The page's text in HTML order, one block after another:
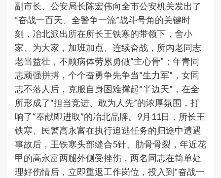
副市长、公安局长陈宏伟向全市公安机关发出了
“奋战一百天、全警争一流”战斗号角的关键时
刻，冶北派出所在所长王铁寒的带领下，舍小
家、为大家，加班加点、连续奋战，所内老同志
老当益壮，不顾病体劳累勇做“主心骨”；年青同
志顽强拼搏，个个奋勇争先争当“生力军”，女同
志不落人后，克服自身困难撑起“半边天”，在全
所形成了“担当竞进、敢为人先”的浓厚氛围，打
响了“奉献即进取”的冶北品牌。9月11日，所长王
铁寒、民警高永富在执行追逃任务的归途中遭遇
事故后，王铁寒头部缝合5针、肋骨骨裂，年近花
甲的高永富两腿外侧受挫伤，两名同志在简单处
理好伤情后，立即重返工作岗位，投入到“奋战一